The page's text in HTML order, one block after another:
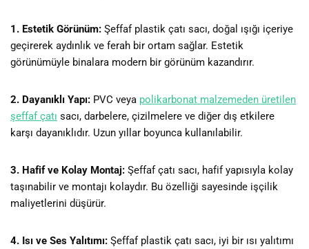
1. Estetik Görünüm: Şeffaf plastik çatı sacı, doğal ışığı içeriye
geçirerek aydınlık ve ferah bir ortam sağlar. Estetik
görünümüyle binalara modern bir görünüm kazandırır.
2. Dayanıklı Yapı: PVC veya polikarbonat malzemeden üretilen
şeffaf çatı sacı, darbelere, çizilmelere ve diğer dış etkilere
karşı dayanıklıdır. Uzun yıllar boyunca kullanılabilir.
3. Hafif ve Kolay Montaj: Şeffaf çatı sacı, hafif yapısıyla kolay
taşınabilir ve montajı kolaydır. Bu özelliği sayesinde işçilik
maliyetlerini düşürür.
4. Isı ve Ses Yalıtımı: Şeffaf plastik çatı sacı, iyi bir ısı yalıtımı